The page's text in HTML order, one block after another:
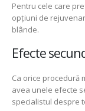
Pentru cele care
opțiuni de
blânde.
Efecte
Ca orice procedură
avea unele efecte
specialistul despre